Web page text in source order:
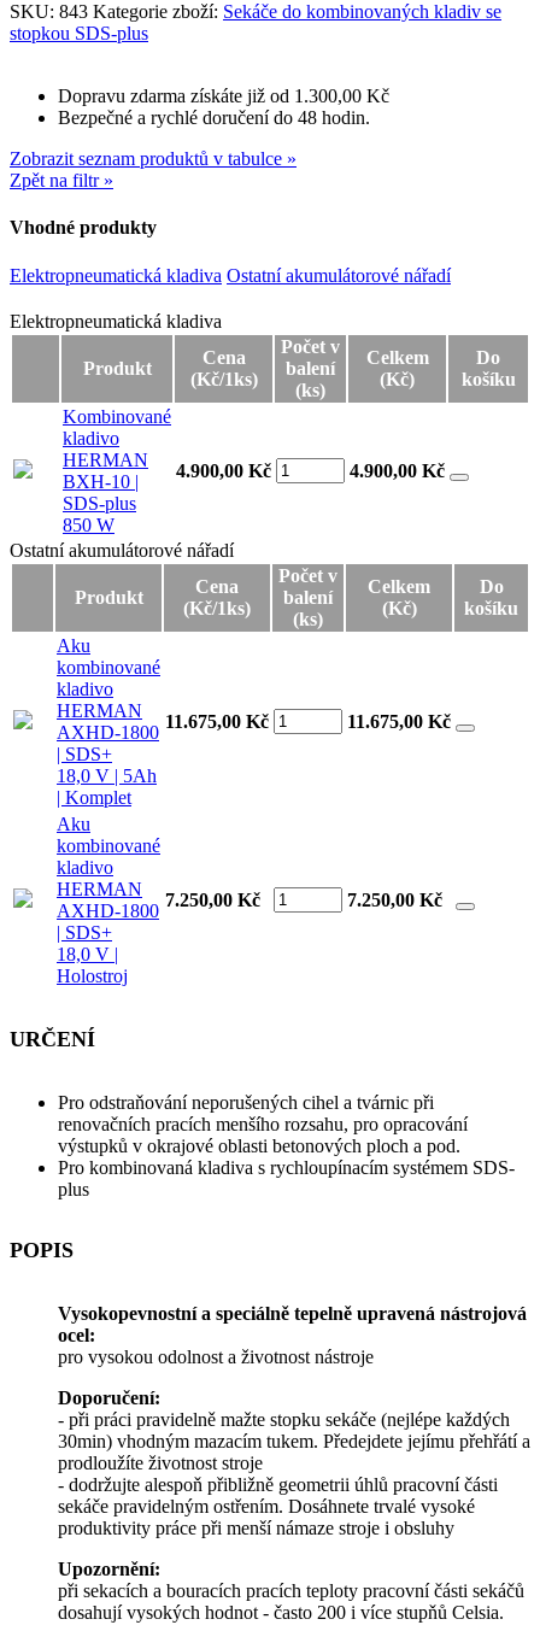
SKU: 843 Kategorie zboží: Sekáče do kombinovaných kladiv se
stopkou SDS-plus
Dopravu zdarma získáte již od 1.300,00 Kč
Bezpečné a rychlé doručení do 48 hodin.
Zobrazit seznam produktů v tabulce »
Zpět na filtr »
Vhodné produkty
Elektropneumatická kladiva Ostatní akumulátorové nářadí
Elektropneumatická kladiva
Elektropneumatická kladiva
Produkt
Cena
(Kč/1ks)
Počet v
balení
(ks)
Celkem
(Kč)
Do
košíku
Kombinované
kladivo
HERMAN
BXH-10 |
SDS-plus
850 W
4.900,00 Kč 4.900,00 Kč
Ostatní akumulátorové nářadí
Ostatní akumulátorové nářadí
Produkt
Cena
(Kč/1ks)
Počet v
balení
(ks)
Celkem
(Kč)
Do
košíku
Aku
kombinované
kladivo
HERMAN
AXHD-1800
| SDS+
18,0 V | 5Ah
| Komplet
11.675,00 Kč 11.675,00 Kč
Aku
kombinované
kladivo
HERMAN
AXHD-1800
| SDS+
18,0 V |
Holostroj
7.250,00 Kč 7.250,00 Kč
URČENÍ
Pro odstraňování neporušených cihel a tvárnic při
renovačních pracích menšího rozsahu, pro opracování
výstupků v okrajové oblasti betonových ploch a pod.
Pro kombinovaná kladiva s rychloupínacím systémem SDS-
plus
POPIS
Vysokopevnostní a speciálně tepelně upravená nástrojová
ocel:
pro vysokou odolnost a životnost nástroje
Doporučení:
- při práci pravidelně mažte stopku sekáče (nejlépe každých
30min) vhodným mazacím tukem. Předejdete jejímu přehřátí a
prodloužíte životnost stroje
- dodržujte alespoň přibližně geometrii úhlů pracovní části
sekáče pravidelným ostřením. Dosáhnete trvalé vysoké
produktivity práce při menší námaze stroje i obsluhy
Upozornění:
při sekacích a bouracích pracích teploty pracovní části sekáčů
dosahují vysokých hodnot - často 200 i více stupňů Celsia.